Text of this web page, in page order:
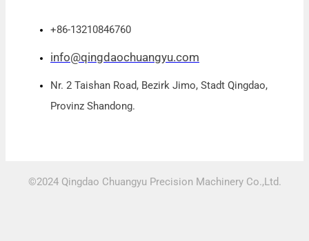
+86-13210846760
info@qingdaochuangyu.com
Nr. 2 Taishan Road, Bezirk Jimo, Stadt Qingdao,
Provinz Shandong.
©2024 Qingdao Chuangyu Precision Machinery Co.,Ltd.